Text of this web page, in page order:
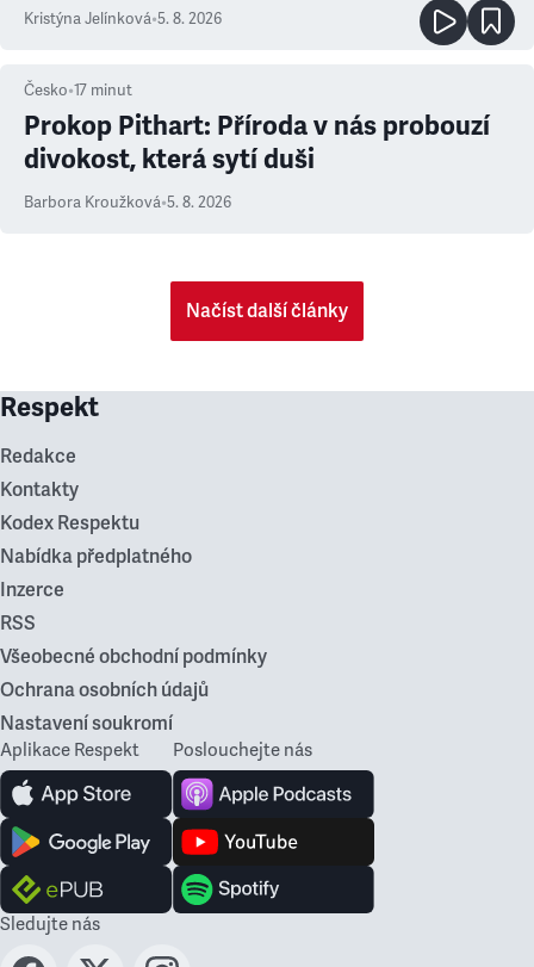
Kristýna Jelínková•5. 8. 2026
Česko•17 minut
Prokop Pithart: Příroda v nás probouzí
divokost, která sytí duši
Barbora Kroužková•5. 8. 2026
Načíst další články
Respekt
Redakce
Kontakty
Kodex Respektu
Nabídka předplatného
Inzerce
RSS
Všeobecné obchodní podmínky
Ochrana osobních údajů
Nastavení soukromí
Aplikace Respekt Poslouchejte nás
Sledujte nás